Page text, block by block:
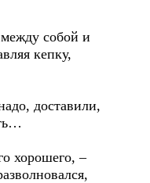
собой и
кепку,
доставили,
–